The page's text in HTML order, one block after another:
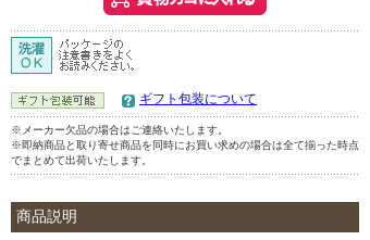
ギフト包装について
※メーカー欠品の場合はご連絡いたします。
※即納商品と取り寄せ商品を同時にお買い求めの場合は全て揃った時点
でまとめて出荷いたします。
商品説明